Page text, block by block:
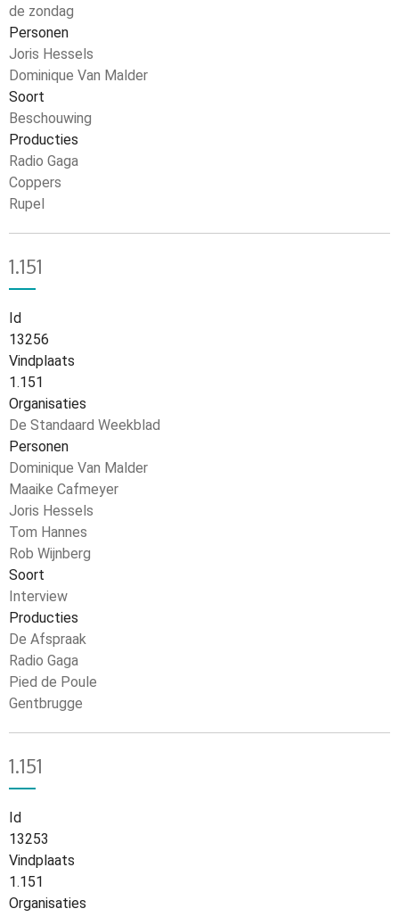
de zondag
Personen
Joris Hessels
Dominique Van Malder
Soort
Beschouwing
Producties
Radio Gaga
Coppers
Rupel
1.151
Id
13256
Vindplaats
1.151
Organisaties
De Standaard Weekblad
Personen
Dominique Van Malder
Maaike Cafmeyer
Joris Hessels
Tom Hannes
Rob Wijnberg
Soort
Interview
Producties
De Afspraak
Radio Gaga
Pied de Poule
Gentbrugge
1.151
Id
13253
Vindplaats
1.151
Organisaties